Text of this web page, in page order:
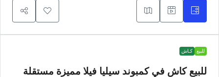
للبيع كـاش
للبيع كاش في كمبوند سيليا فيلا مميزة مستقلة